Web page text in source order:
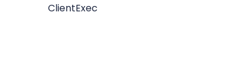
ClientExec